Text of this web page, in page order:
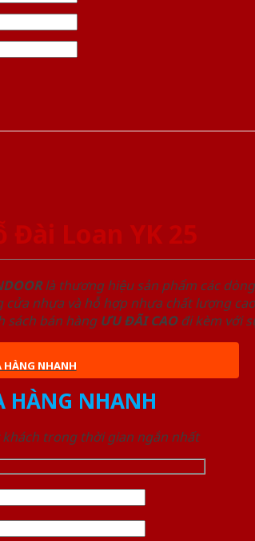
Đài Loan YK 25
là thương hiệu sản phẩm các
nhựa và hỗ hợp nhựa chất lượng
sách bán hàng ƯU ĐÃI CAOđi kèm với
HÀNG NHANH
HÀNG NHANH
khách trong thời gian ngắn nhất